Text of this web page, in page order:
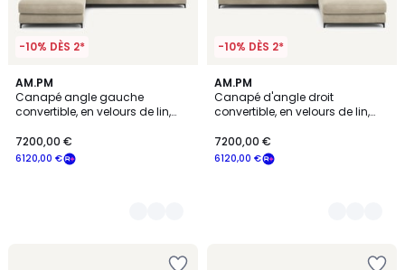
-10% DÈS 2*
AM.PM
Canapé angle gauche
convertible, en velours de lin,
6120,00 €
7200,00 €
5
Couleurs
-10% DÈS 2*
AM.PM
Canapé d'angle droit
convertible, en velours de lin,
6120,00 €
7200,00 €
5
Couleurs